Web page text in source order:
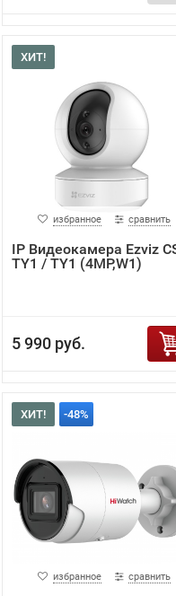
ХИТ!
избранное сравнить
IP Видеокамера Ezviz
TY1 / TY1 (4MP,W1)
5 990 руб.
ХИТ! -48%
избранное сравнить